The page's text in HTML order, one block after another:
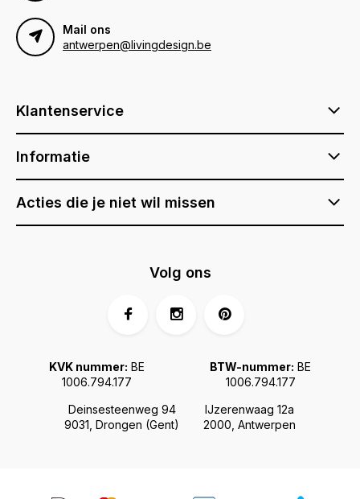
Mail ons
antwerpen@livingdesign.be
Klantenservice
Informatie
Acties die je niet wil missen
Deinsesteenweg 94
9031, Drongen (Gent)
IJzerenwaag 12a
2000, Antwerpen
KVK nummer: BE
1006.794.177
BTW-nummer: BE
1006.794.177
Volg ons